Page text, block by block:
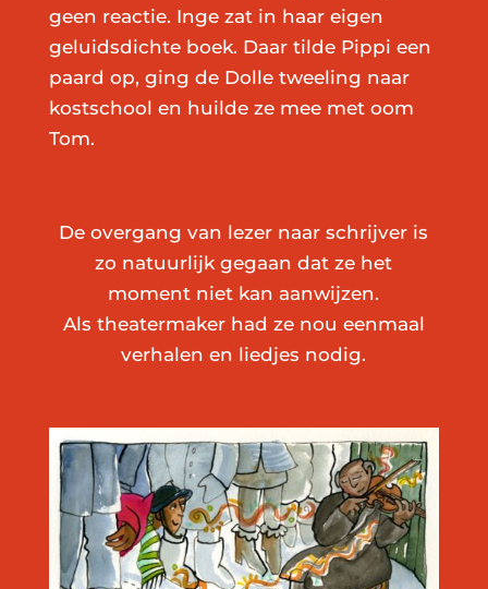
geen reactie. Inge zat in haar eigen
geluidsdichte boek. Daar tilde Pippi een
paard op, ging de Dolle tweeling naar
kostschool en huilde ze mee met oom
Tom.
De overgang van lezer naar schrijver is
zo natuurlijk gegaan dat ze het
moment niet kan aanwijzen.
Als theatermaker had ze nou eenmaal
verhalen en liedjes nodig.